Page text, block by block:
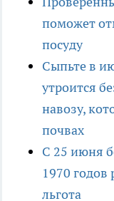
поможет
посуду
Сыпьте в
утроится
навозу,
почвах
С 25 июня
1970 годов
льгота